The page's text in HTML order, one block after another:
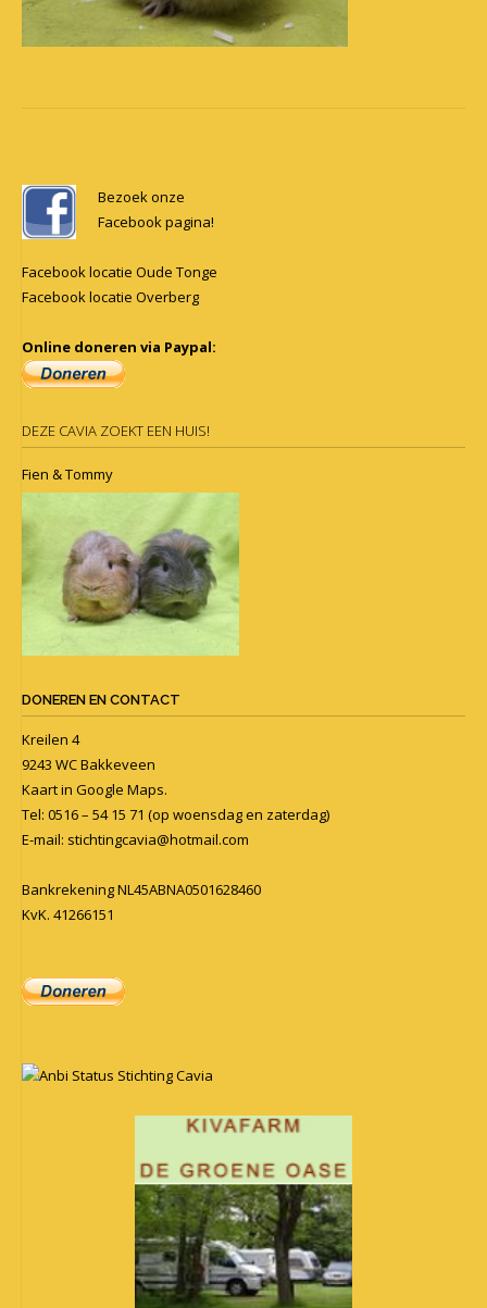
navigation
Bezoek onze
Facebook pagina!
Facebook locatie Oude Tonge
Facebook locatie Overberg
Online doneren via Paypal:
DEZE CAVIA ZOEKT EEN HUIS!
Fien & Tommy
DONEREN EN CONTACT
Kreilen 4
9243 WC Bakkeveen
Kaart in Google Maps.
Tel: 0516 – 54 15 71 (op woensdag en zaterdag)
E-mail: stichtingcavia@hotmail.com
Bankrekening NL45ABNA0501628460
KvK. 41266151
Anbi Status Stichting Cavia